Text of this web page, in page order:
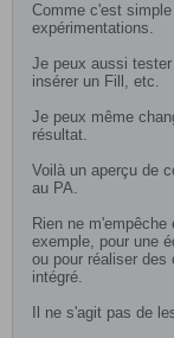
Comme c'est
expérimentations.
Je peux aussi
insérer un Fill, etc.
Je peux même
résultat.
Voilà un aperçu de
au PA.
Rien ne
exemple, pour une
ou pour réaliser
intégré.
Il ne s'agit pas de